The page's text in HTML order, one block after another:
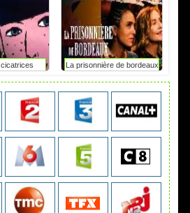
La prisonnière de bordeaux